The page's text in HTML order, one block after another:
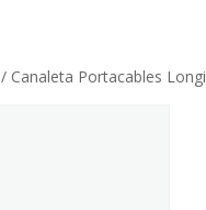
/ Canaleta Portacables